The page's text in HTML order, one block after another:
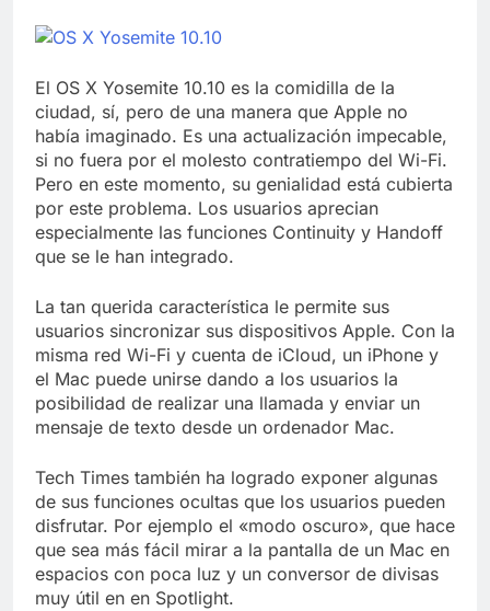
El OS X Yosemite 10.10 es la comidilla de la
ciudad, sí, pero de una manera que Apple no
había imaginado. Es una actualización impecable,
si no fuera por el molesto contratiempo del Wi-Fi.
Pero en este momento, su genialidad está cubierta
por este problema. Los usuarios aprecian
especialmente las funciones Continuity y Handoff
que se le han integrado.
La tan querida característica le permite sus
usuarios sincronizar sus dispositivos Apple. Con la
misma red Wi-Fi y cuenta de iCloud, un iPhone y
el Mac puede unirse dando a los usuarios la
posibilidad de realizar una llamada y enviar un
mensaje de texto desde un ordenador Mac.
Tech Times también ha logrado exponer algunas
de sus funciones ocultas que los usuarios pueden
disfrutar. Por ejemplo el «modo oscuro», que hace
que sea más fácil mirar a la pantalla de un Mac en
espacios con poca luz y un conversor de divisas
muy útil en en Spotlight.